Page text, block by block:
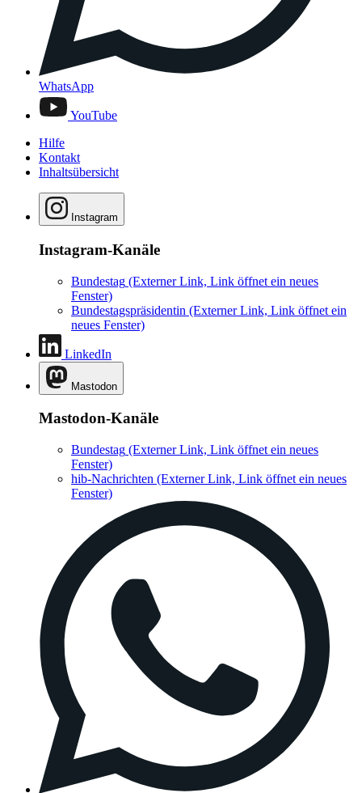
WhatsApp
YouTube
Hilfe
Kontakt
Inhaltsübersicht
Instagram
Instagram-Kanäle
Bundestag (Externer Link, Link öffnet ein neues
Fenster)
Bundestagspräsidentin (Externer Link, Link öffnet ein
neues Fenster)
LinkedIn
Mastodon
Mastodon-Kanäle
Bundestag (Externer Link, Link öffnet ein neues
Fenster)
hib-Nachrichten (Externer Link, Link öffnet ein neues
Fenster)